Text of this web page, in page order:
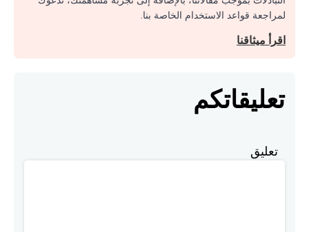
لمراجعة قواعد الاستخدام الخاصة بنا.
اقرأ ميثاقنا
تعليقاتكم
تعليق